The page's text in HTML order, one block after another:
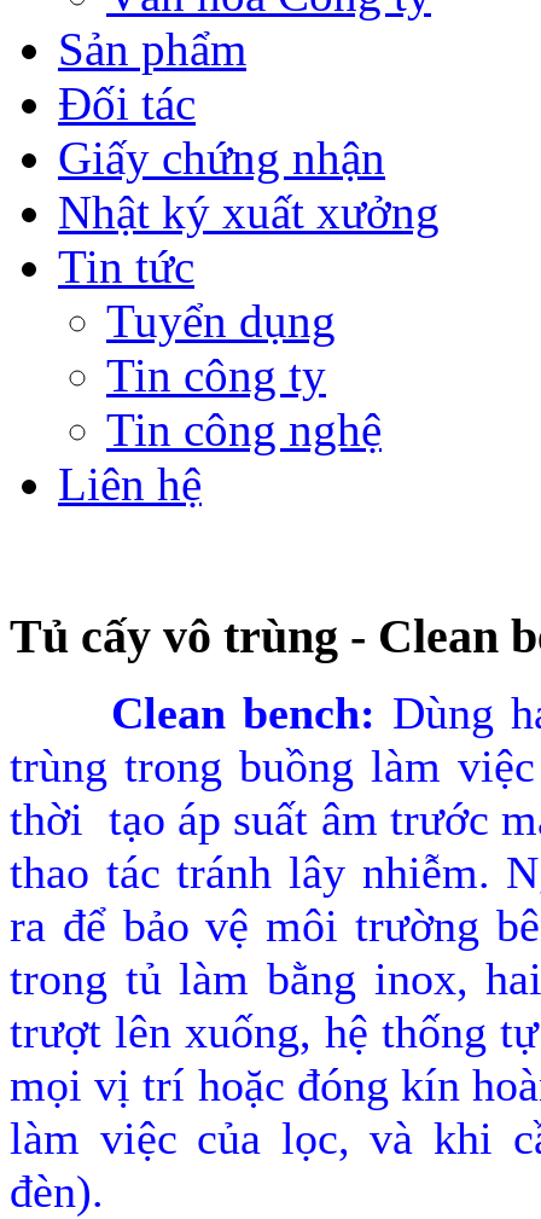
Sản phẩm
Đối tác
Giấy chứng nhận
Nhật ký xuất xưởng
Tin tức
Tuyển dụng
Tin công ty
Tin công nghệ
Liên hệ
Tủ cấy vô trùng - Clean
Clean bench: Dùng
trùng trong buồng làm
thời tạo áp suất âm trước
thao tác tránh lây nhiễm.
ra để bảo vệ môi trường
trong tủ làm bằng inox,
trượt lên xuống, hệ thống
mọi vị trí hoặc đóng kín
làm việc của lọc, và khi
đèn).